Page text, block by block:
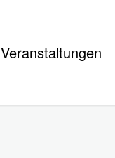
Veranstaltungen